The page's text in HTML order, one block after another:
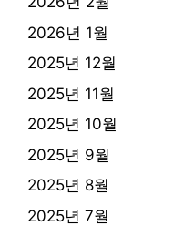
2026년 1월
2025년 12월
2025년 11월
2025년 10월
2025년 9월
2025년 8월
2025년 7월